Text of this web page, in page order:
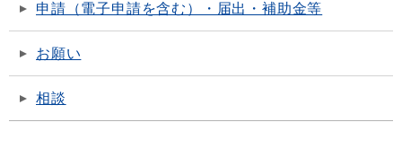
申請（電子申請を含む）・届出・補助金等
お願い
相談